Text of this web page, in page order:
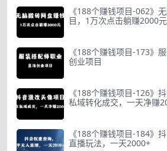
《188个赚钱项目-062》
目，1万次点击躺赚2000元
《188个赚钱项目-173》
创业项目
《188个赚钱项目-126》
私域转化成交，一天净赚
《188个赚钱项目-184》
直播玩法，一天2000+